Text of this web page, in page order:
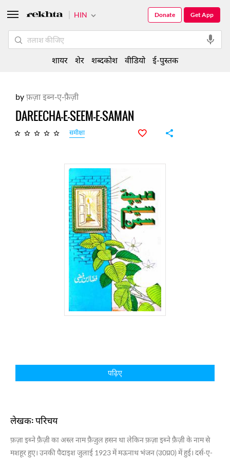
byफ़ज़ा इब्न-ए-फ़ैज़ी
DAREECHA-E-SEEM-E-SAMAN
समीक्षा
पढ़िए
लेखक: परिचय
फ़ज़ा इब्ने फ़ैज़ी का अस्ल नाम फ़ैज़ुल हसन था लेकिन फ़ज़ा इब्ने फ़ैज़ी के नाम से
मशहूर हुए। उनकी पैदाइश जुलाई 1923 में मऊनाथ भंजन (उ0प्र0) में हुई। दर्स-ए-
HIN Get App
Donate
शायर शेर शब्दकोश वीडियो ई-पुस्तक